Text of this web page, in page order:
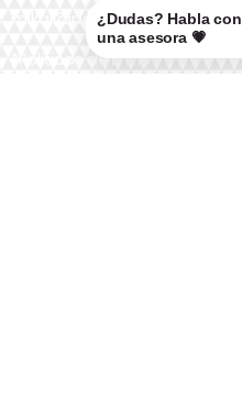
mikal@pelucasmikal.cl
*Políticas de Envío
¿Dudas? Habla con
una asesora 💗